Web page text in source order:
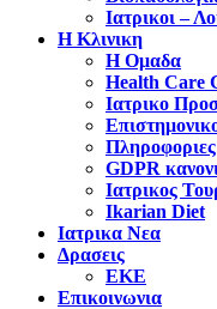
Ιατρικοι –
Η Κλινικη
Η Ομαδα
Health Care
Ιατρικο
Πληροφοριες
GDPR
Ιατρικος
Ikarian Diet
Ιατρικα Νεα
Δρασεις
ΕΚΕ
Επικοινωνια